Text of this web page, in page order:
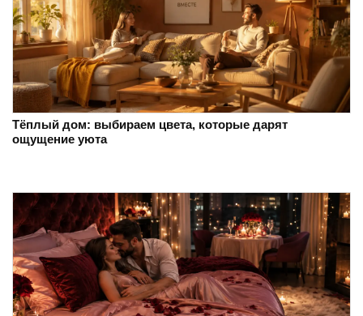
Тёплый дом: выбираем цвета, которые дарят
ощущение уюта